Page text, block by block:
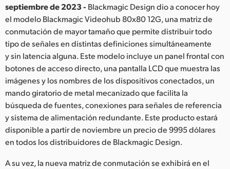
Korea
Mexico
Malaysia
Netherlands
New Zealand
Norway
septiembre de 2023 - Blackmagic Design dio a conocer hoy
el modelo Blackmagic Videohub 80x80 12G, una matriz de
conmutación de mayor tamaño que permite distribuir todo
tipo de señales en distintas definiciones simultáneamente
y sin latencia alguna. Este modelo incluye un panel frontal con
botones de acceso directo, una pantalla LCD que muestra las
imágenes y los nombres de los dispositivos conectados, un
mando giratorio de metal mecanizado que facilita la
búsqueda de fuentes, conexiones para señales de referencia
y sistema de alimentación redundante. Este producto estará
disponible a partir de noviembre un precio de 9995 dólares
en todos los distribuidores de Blackmagic Design.
A su vez, la nueva matriz de conmutación se exhibirá en el